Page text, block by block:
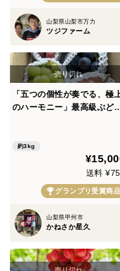
山梨県山梨市万力
ツジファーム
「五つの個性が奏でる、極
のハーモニー」最高級ぶど
約3kg
送料
グランプリ受賞商品
山梨県甲州市
かねさか星久